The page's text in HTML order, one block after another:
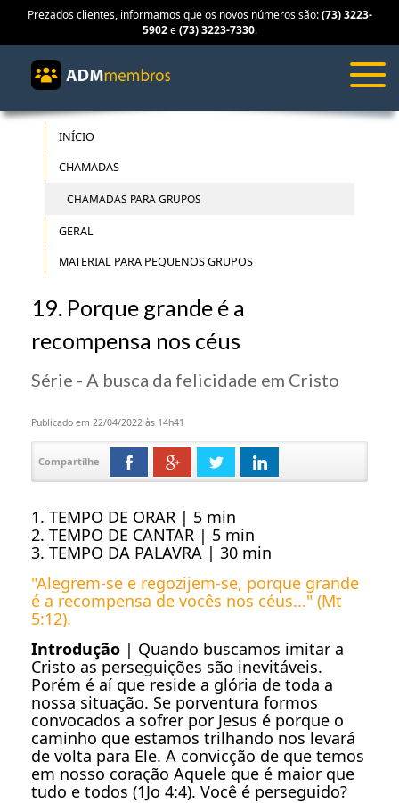
Prezados clientes, informamos que os novos números são:(73) 3223-
5902e(73) 3223-7330.
INÍCIO
CHAMADAS
CHAMADAS PARA GRUPOS
GERAL
MATERIAL PARA PEQUENOS GRUPOS
19. Porque grande é a
recompensa nos céus
Série - A busca da felicidade em Cristo
Publicado em 22/04/2022 às 14h41
Compartilhe
1. TEMPO DE ORAR | 5 min
2. TEMPO DE CANTAR | 5 min
3. TEMPO DA PALAVRA | 30 min
"Alegrem-se e regozijem-se, porque grande
é a recompensa de vocês nos céus..." (Mt
5:12).
Introdução | Quando buscamos imitar a
Cristo as perseguições são inevitáveis.
Porém é aí que reside a glória de toda a
nossa situação. Se porventura formos
convocados a sofrer por Jesus é porque o
caminho que estamos trilhando nos levará
de volta para Ele. A convicção de que temos
em nosso coração Aquele que é maior que
tudo e todos (1Jo 4:4). Você é perseguido?